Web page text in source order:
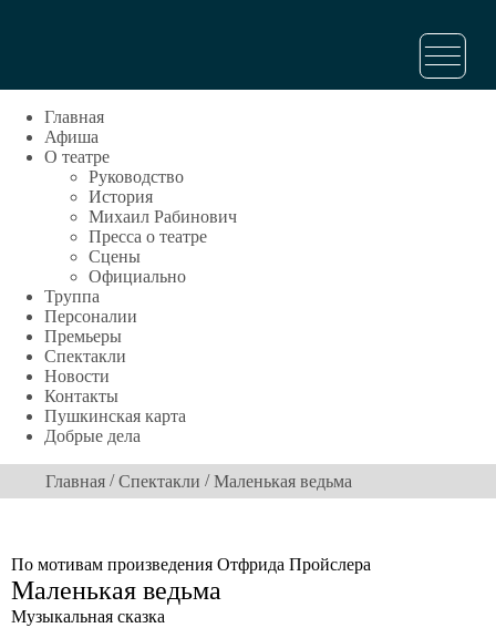
Главная
Афиша
О театре
Руководство
История
Михаил Рабинович
Пресса о театре
Сцены
Официально
Труппа
Персоналии
Премьеры
Спектакли
Новости
Контакты
Пушкинская карта
Добрые дела
Главная /Спектакли /Маленькая ведьма
По мотивам произведения Отфрида Пройслера
Маленькая ведьма
Музыкальная сказка